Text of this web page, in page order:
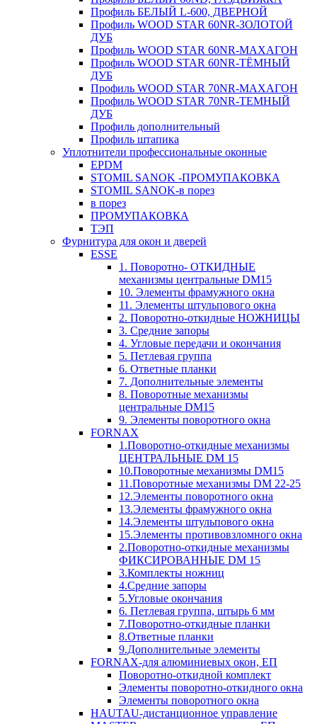
Профиль БЕЛЫЙ L-600, ДВЕРНОЙ
Профиль WOOD STAR 60NR-ЗОЛОТОЙ
ДУБ
Профиль WOOD STAR 60NR-МАХАГОН
Профиль WOOD STAR 60NR-ТЁМНЫЙ
ДУБ
Профиль WOOD STAR 70NR-МАХАГОН
Профиль WOOD STAR 70NR-ТЕМНЫЙ
ДУБ
Профиль дополнительный
Профиль штапика
Уплотнители профессиональные оконные
EPDM
STOMIL SANOK -ПРОМУПАКОВКА
STOMIL SANOK-в порез
в порез
ПРОМУПАКОВКА
ТЭП
Фурнитура для окон и дверей
ESSE
1. Поворотно- ОТКИДНЫЕ
механизмы центральные DM15
10. Элементы фрамужного окна
11. Элементы штульпового окна
2. Поворотно-откидные НОЖНИЦЫ
3. Средние запоры
4. Угловые передачи и окончания
5. Петлевая группа
6. Ответные планки
7. Дополнительные элементы
8. Поворотные механизмы
центральные DM15
9. Элементы поворотного окна
FORNAX
1.Поворотно-откидные механизмы
ЦЕНТРАЛЬНЫЕ DM 15
10.Поворотные механизмы DM15
11.Поворотные механизмы DM 22-25
12.Элементы поворотного окна
13.Элементы фрамужного окна
14.Элементы штульпового окна
15.Элементы противовзломного окна
2.Поворотно-откидные механизмы
ФИКСИРОВАННЫЕ DM 15
3.Комплекты ножниц
4.Средние запоры
5.Угловые окончания
6. Петлевая группа, штырь 6 мм
7.Поворотно-откидные планки
8.Ответные планки
9.Дополнительные элементы
FORNAX-для алюминиевых окон, ЕП
Поворотно-откидной комплект
Элементы поворотно-откидного окна
Элементы поворотного окна
HAUTAU-дистанционное управление